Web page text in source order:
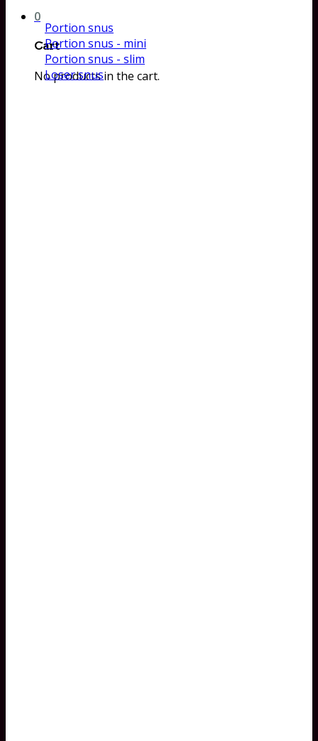
0
Cart
No products in the cart.
Portion snus
Portion snus - mini
Portion snus - slim
Loser snus